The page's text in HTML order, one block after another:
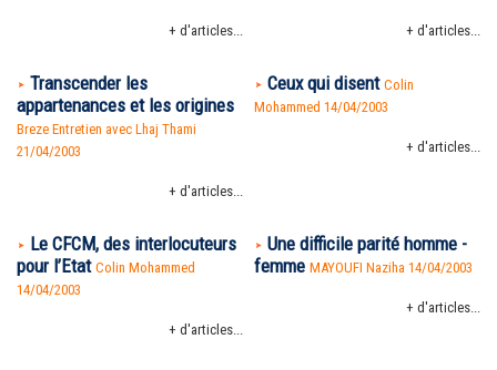
+ d'articles... + d'articles...
Transcender les
appartenances et les origines
Breze Entretien avec Lhaj Thami
21/04/2003
+ d'articles...
Ceux qui disent Colin
Mohammed 14/04/2003
+ d'articles...
Le CFCM, des interlocuteurs
pour l’Etat Colin Mohammed
14/04/2003
+ d'articles...
Une difficile parité homme -
femme MAYOUFI Naziha 14/04/2003
+ d'articles...